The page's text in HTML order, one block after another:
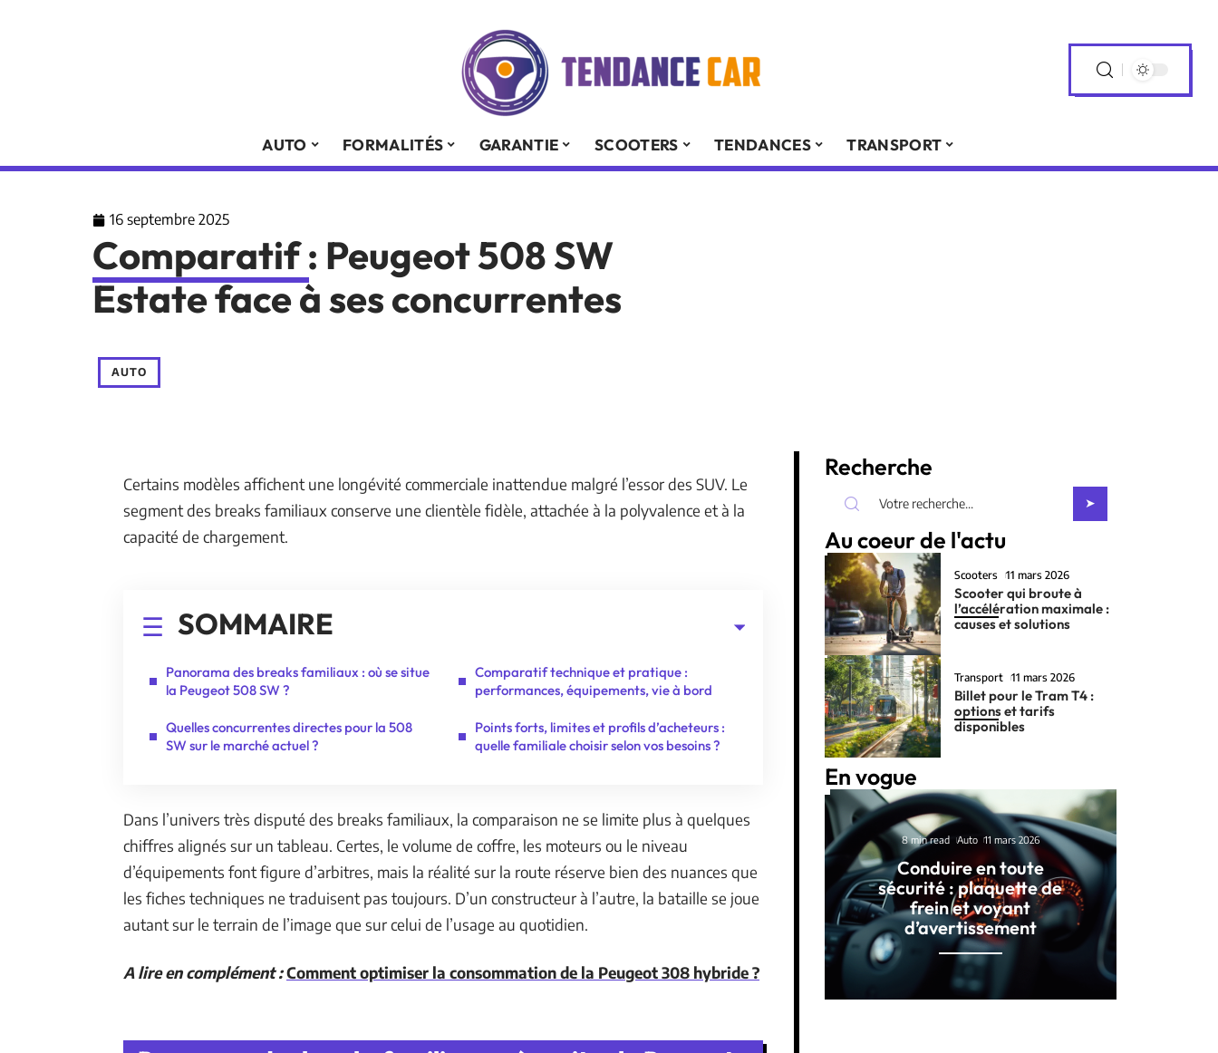
AUTO FORMALITÉS GARANTIE SCOOTERS TENDANCES TRANSPORT
16 septembre 2025
Comparatif : Peugeot 508 SW
Estate face à ses concurrentes
AUTO
Certains modèles affichent une longévité commerciale inattendue malgré l’essor des SUV. Le
segment des breaks familiaux conserve une clientèle fidèle, attachée à la polyvalence et à la
capacité de chargement.
SOMMAIRE
Panorama des breaks familiaux : où se situe
la Peugeot 508 SW ?
Quelles concurrentes directes pour la 508
SW sur le marché actuel ?
Comparatif technique et pratique :
performances, équipements, vie à bord
Points forts, limites et profils d’acheteurs :
quelle familiale choisir selon vos besoins ?
Dans l’univers très disputé des breaks familiaux, la comparaison ne se limite plus à quelques
chiffres alignés sur un tableau. Certes, le volume de coffre, les moteurs ou le niveau
d’équipements font figure d’arbitres, mais la réalité sur la route réserve bien des nuances que
les fiches techniques ne traduisent pas toujours. D’un constructeur à l’autre, la bataille se joue
autant sur le terrain de l’image que sur celui de l’usage au quotidien.
A lire en complément :Comment optimiser la consommation de la Peugeot 308 hybride ?
Recherche
Au coeur de l'actu
Scooters 11 mars 2026
Scooter qui broute à
l’accélération maximale :
causes et solutions
Transport 11 mars 2026
Billet pour le Tram T4 :
options et tarifs
disponibles
En vogue
8 min read Auto 11 mars 2026
Conduire en toute
sécurité : plaquette de
frein et voyant
d’avertissement